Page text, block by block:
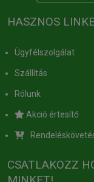
HASZNOS
Ügyfélszolgálat
Szállítás
Rólunk
Akció értesítő
CSATLAKOZZ